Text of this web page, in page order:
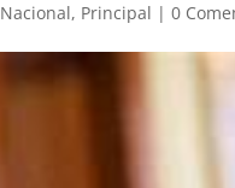
Nacional, Principal |0